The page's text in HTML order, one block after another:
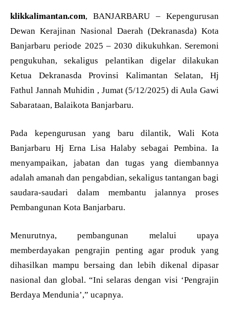
klikkalimantan.com, BANJARBARU – Kepengurusan
Dewan Kerajinan Nasional Daerah (Dekranasda) Kota
Banjarbaru periode 2025 – 2030 dikukuhkan. Seremoni
pengukuhan, sekaligus pelantikan digelar dilakukan
Ketua Dekranasda Provinsi Kalimantan Selatan, Hj
Fathul Jannah Muhidin , Jumat (5/12/2025) di Aula Gawi
Sabarataan, Balaikota Banjarbaru.
Pada kepengurusan yang baru dilantik, Wali Kota
Banjarbaru Hj Erna Lisa Halaby sebagai Pembina. Ia
menyampaikan, jabatan dan tugas yang diembannya
adalah amanah dan pengabdian, sekaligus tantangan bagi
saudara-saudari dalam membantu jalannya proses
Pembangunan Kota Banjarbaru.
Menurutnya, pembangunan melalui upaya
memberdayakan pengrajin penting agar produk yang
dihasilkan mampu bersaing dan lebih dikenal dipasar
nasional dan global. “Ini selaras dengan visi ‘Pengrajin
Berdaya Mendunia’,” ucapnya.